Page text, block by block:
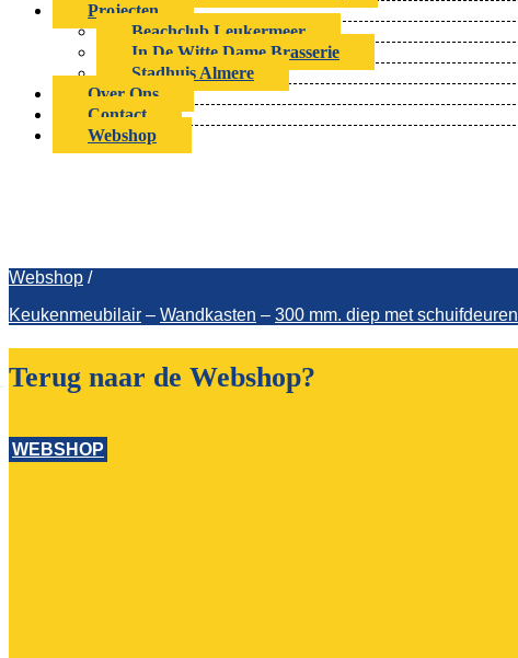
Projecten
Beachclub Leukermeer
In De Witte Dame Brasserie
Stadhuis Almere
Over Ons
Contact
Webshop
Webshop /
Keukenmeubilair – Wandkasten – 300 mm. diep met schuifdeuren
Terug naar de Webshop?
WEBSHOP